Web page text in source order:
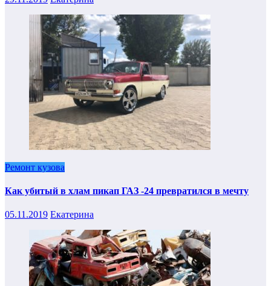
Ремонт кузова
Как убитый в хлам пикап ГАЗ -24 превратился в мечту
05.11.2019 Екатерина